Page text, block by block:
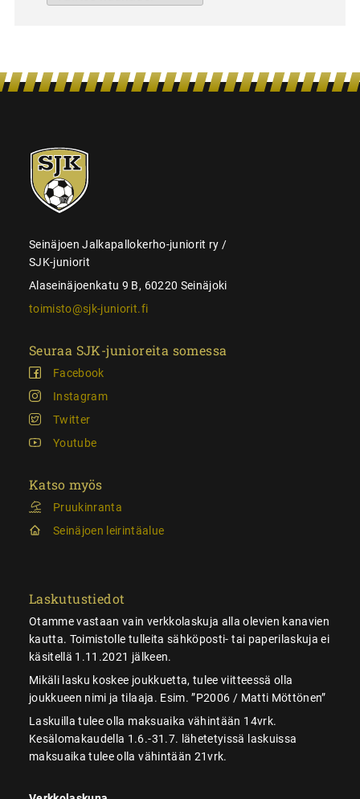
SJK-
juniorit
Seinäjoen Jalkapallokerho-juniorit ry /
SJK-juniorit
Alaseinäjoenkatu 9 B, 60220 Seinäjoki
toimisto@sjk-juniorit.fi
Seuraa SJK-junioreita somessa
Facebook
Instagram
Twitter
Youtube
Katso myös
Pruukinranta
Seinäjoen leirintäalue
Laskutustiedot
Otamme vastaan vain verkkolaskuja alla olevien kanavien
kautta. Toimistolle tulleita sähköposti- tai paperilaskuja ei
käsitellä 1.11.2021 jälkeen.
Mikäli lasku koskee joukkuetta, tulee viitteessä olla
joukkueen nimi ja tilaaja. Esim. ”P2006 / Matti Möttönen”
Laskuilla tulee olla maksuaika vähintään 14vrk.
Kesälomakaudella 1.6.-31.7. lähetetyissä laskuissa
maksuaika tulee olla vähintään 21vrk.